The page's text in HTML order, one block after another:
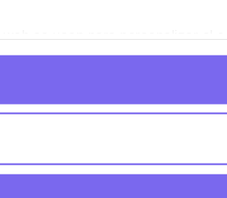
haga del sitio web con